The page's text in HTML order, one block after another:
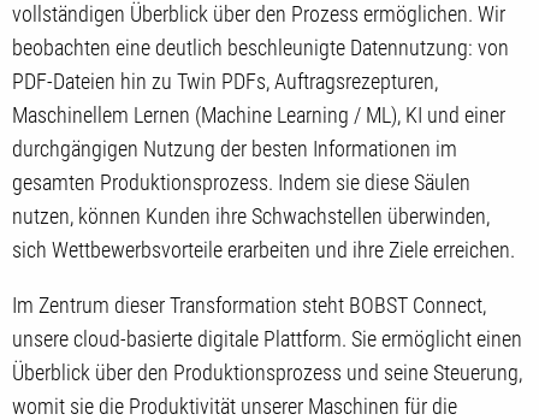
vollständigen Überblick über den Prozess ermöglichen. Wir
beobachten eine deutlich beschleunigte Datennutzung: von
PDF-Dateien hin zu Twin PDFs, Auftragsrezepturen,
Maschinellem Lernen (Machine Learning / ML), KI und einer
durchgängigen Nutzung der besten Informationen im
gesamten Produktionsprozess. Indem sie diese Säulen
nutzen, können Kunden ihre Schwachstellen überwinden,
sich Wettbewerbsvorteile erarbeiten und ihre Ziele erreichen.
Im Zentrum dieser Transformation steht BOBST Connect,
unsere cloud-basierte digitale Plattform. Sie ermöglicht einen
Überblick über den Produktionsprozess und seine Steuerung,
womit sie die Produktivität unserer Maschinen für die